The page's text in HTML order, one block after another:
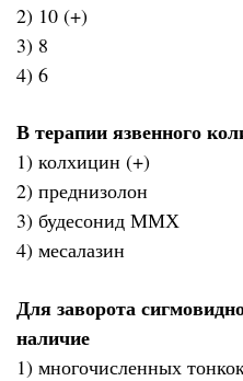
2) 10 (+)
3) 8
4) 6
В терапии язвенного
1) колхицин (+)
2) преднизолон
3) будесонид ММХ
4) месалазин
Для заворота
наличие
1) многочисленных